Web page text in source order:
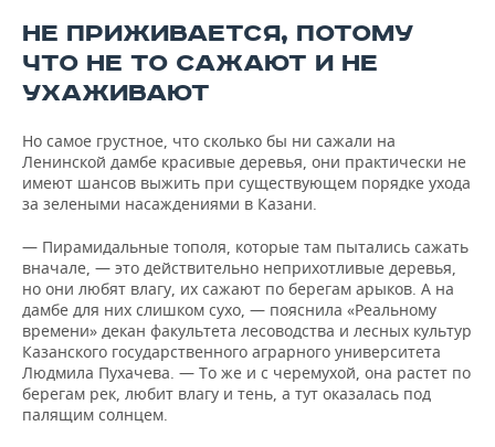
НЕ ПРИЖИВАЕТСЯ, ПОТОМУ
ЧТО НЕ ТО САЖАЮТ И НЕ
УХАЖИВАЮТ
Но самое грустное, что сколько бы ни сажали на
Ленинской дамбе красивые деревья, они практически не
имеют шансов выжить при существующем порядке ухода
за зелеными насаждениями в Казани.
— Пирамидальные тополя, которые там пытались сажать
вначале, — это действительно неприхотливые деревья,
но они любят влагу, их сажают по берегам арыков. А на
дамбе для них слишком сухо, — пояснила «Реальному
времени» декан факультета лесоводства и лесных культур
Казанского государственного аграрного университета
Людмила Пухачева. — То же и с черемухой, она растет по
берегам рек, любит влагу и тень, а тут оказалась под
палящим солнцем.